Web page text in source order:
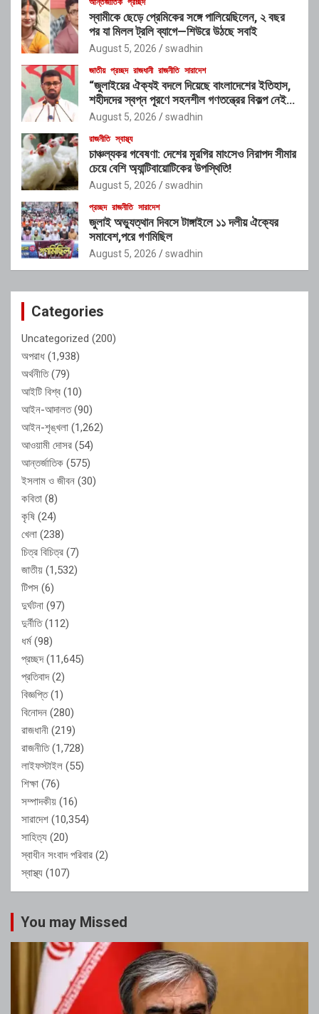
স্বামীকে ছেড়ে প্রেমিকের সঙ্গে পালিয়েছিলেন, ২ বছর
পর যা মিলল ট্রলি ব্যাগে—শিউরে উঠছে সবাই
August 5, 2026 swadhin
জাতীয় প্রচ্ছদ রাজধানী রাজনীতি সারাদেশ
“জুলাইয়ের ঐক্যই বদলে দিয়েছে বাংলাদেশের ইতিহাস,
শহীদদের স্বপ্ন পূরণে সহনশীল গণতন্ত্রের বিকল্প নেই” :
রাশেদ খাঁন
August 5, 2026 swadhin
রাজনীতি স্বাস্থ্য
চাঞ্চল্যকর গবেষণা: দেশের মুরগির মাংসেও নিরাপদ সীমার
চেয়ে বেশি অ্যান্টিবায়োটিকের উপস্থিতি!
August 5, 2026 swadhin
প্রচ্ছদ রাজনীতি সারাদেশ
জুলাই অভ্যুত্থান দিবসে টাঙ্গাইলে ১১ দলীয় ঐক্যের
সমাবেশ,পরে গণমিছিল
August 5, 2026 swadhin
Categories
Uncategorized (200)
অপরাধ (1,938)
অর্থনীতি(79)
আইটি বিশ্ব (10)
আইন-আদালত(90)
আইন-শৃঙ্খলা (1,262)
আওয়ামী দোসর (54)
আন্তর্জাতিক (575)
ইসলাম ও জীবন (30)
কবিতা (8)
কৃষি (24)
খেলা (238)
চিত্র বিচিত্র (7)
জাতীয় (1,532)
টিপস (6)
দুর্ঘটনা (97)
দুর্নীতি(112)
ধর্ম(98)
প্রচ্ছদ(11,645)
প্রতিবাদ(2)
বিজ্ঞপ্তি(1)
বিনোদন (280)
রাজধানী (219)
রাজনীতি(1,728)
লাইফস্টাইল (55)
শিক্ষা (76)
সম্পাদকীয় (16)
সারাদেশ (10,354)
সাহিত্য (20)
স্বাধীন সংবাদ পরিবার (2)
স্বাস্থ্য (107)
You may Missed